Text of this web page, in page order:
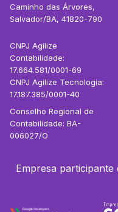
Caminho das Árvores,
Salvador/BA, 41820-790
CNPJ Agilize
Contabilidade:
17.664.581/0001-69
CNPJ Agilize Tecnologia:
17.187.385/0001-40
Conselho Regional de
Contabilidade: BA-
006027/O
Empresa